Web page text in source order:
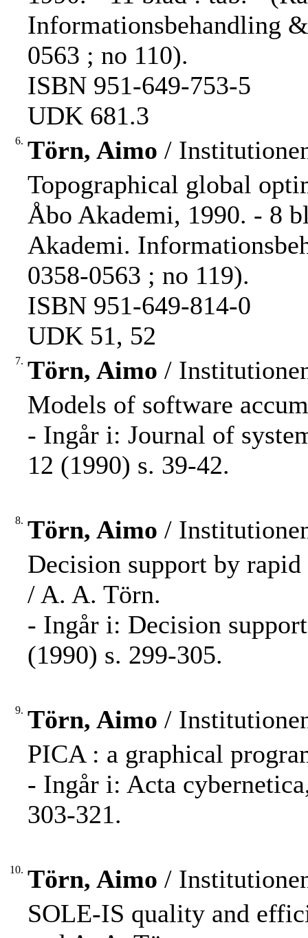
Informationsbehandling
0563 ; no 110).
ISBN 951-649-753-5
UDK 681.3
6. Törn, Aimo /
Topographical global
Åbo Akademi, 1990. - 8
Akademi.
0358-0563 ; no 119).
ISBN 951-649-814-0
UDK 51, 52
7. Törn, Aimo /
Models of software
- Ingår i: Journal of
12 (1990) s. 39-42.
8. Törn, Aimo /
Decision support by
/ A. A. Törn.
- Ingår i: Decision
(1990) s. 299-305.
9. Törn, Aimo /
PICA : a graphical
- Ingår i: Acta
303-321.
10. Törn, Aimo /
SOLE-IS quality and